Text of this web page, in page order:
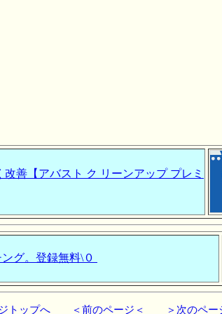
善【アバスト ク リーンアップ プレミ
グ。登録無料\０
トップへ ＜前のページ＜ ＞次のペー